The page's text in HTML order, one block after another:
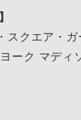
スクエア・ガ
ーク マディ